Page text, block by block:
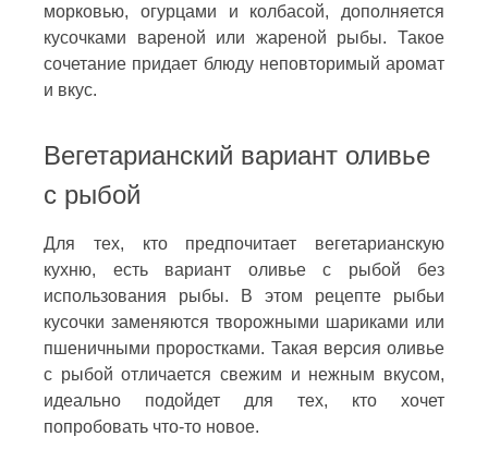
морковью, огурцами и колбасой, дополняется
кусочками вареной или жареной рыбы. Такое
сочетание придает блюду неповторимый аромат
и вкус.
Вегетарианский вариант оливье
с рыбой
Для тех, кто предпочитает вегетарианскую
кухню, есть вариант оливье с рыбой без
использования рыбы. В этом рецепте рыбьи
кусочки заменяются творожными шариками или
пшеничными проростками. Такая версия оливье
с рыбой отличается свежим и нежным вкусом,
идеально подойдет для тех, кто хочет
попробовать что-то новое.